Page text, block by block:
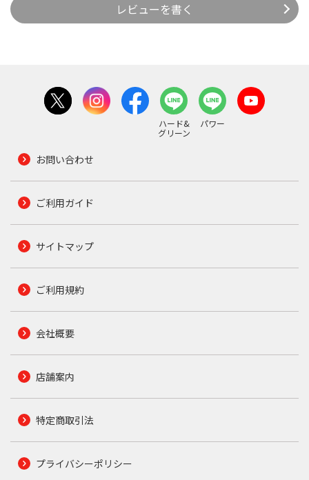
レビューを書く
ハード&
グリーン
パワー
お問い合わせ
ご利用ガイド
サイトマップ
ご利用規約
会社概要
店舗案内
特定商取引法
プライバシーポリシー